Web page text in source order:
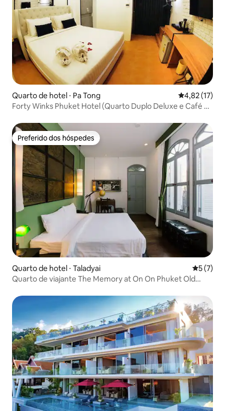
Quarto de hotel ⋅ Pa Tong 4,82 de uma
4,82 (17)
Forty Winks Phuket Hotel (Quarto Duplo Deluxe e Café da
Preferido dos hóspedes
Preferido dos hóspedes
Quarto de hotel ⋅ Taladyai 5 de
5 (7)
Quarto de viajante The Memory at On On Phuket Old